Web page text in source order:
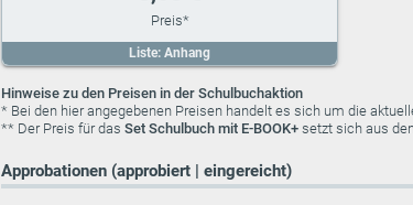
Liste: Anhang
Hinweise zu den Preisen in der Schulbuchaktion
* Bei den hier angegebenen Preisen handelt es sich um die
** Der Preis für das Set Schulbuch mit E-BOOK+ setzt sich aus
Approbationen (approbiert | eingereicht)